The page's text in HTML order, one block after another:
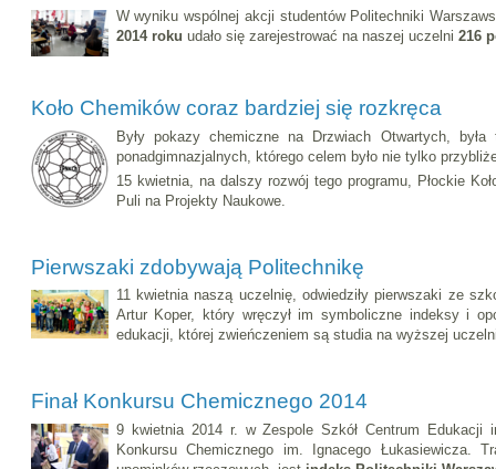
W wyniku wspólnej akcji studentów Politechniki
2014 roku udało się zarejestrować na naszej uczelni 216
Koło Chemików coraz bardziej się rozkręca
Były pokazy chemiczne na Drzwiach Otwartych,
ponadgimnazjalnych, którego celem było nie tylko
15 kwietnia, na dalszy rozwój tego programu, Płockie
Puli na Projekty Naukowe.
Pierwszaki zdobywają Politechnikę
11 kwietnia naszą uczelnię, odwiedziły pierwszaki ze
Artur Koper, który wręczył im symboliczne indeksy i
edukacji, której zwieńczeniem są studia na wyższej
Finał Konkursu Chemicznego 2014
9 kwietnia 2014 r. w Zespole Szkół Centrum Edukacji
Konkursu Chemicznego im. Ignacego Łukasiewicza.